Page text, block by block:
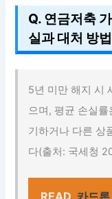
Q. 연금저축
실과 대처 방
5년 미만 해지 시
으며, 평균 손실
기하거나 다른 상
다(출처: 국세청
READ 카드